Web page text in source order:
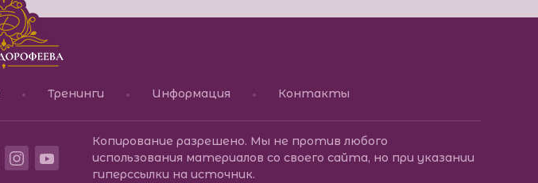
Тренинги Информация Контакты
Копирование разрешено. Мы не против любого
использования материалов со своего сайта, но при указании
гиперссылки на источник.